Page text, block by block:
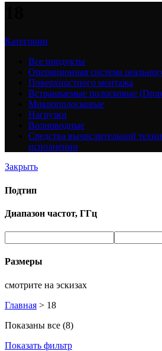
Категории
Все продукты
Операционная система
Поверхностного монтажа
Встраиваемые полосковые
Микрополосковые
Нагрузки
Волноводные
Средства вычислительной
исполнении
Закрыть
Подтип
Диапазон частот, ГГц
Размеры
смотрите на эскизах
Главная > 18
Показаны все (8)
Показать фильтр